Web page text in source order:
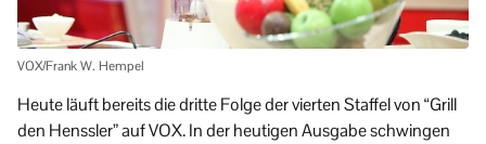
VOX/Frank W. Hempel
Heute läuft bereits die dritte Folge der vierten Staffel von “Grill
den Henssler” auf VOX. In der heutigen Ausgabe schwingen